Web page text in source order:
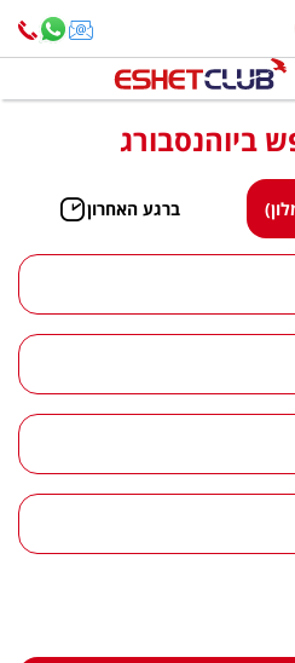
ביוהנסבורג
ברגע האחרון